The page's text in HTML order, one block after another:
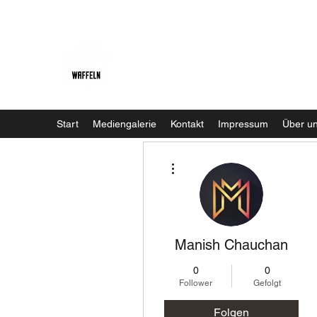
Start Mediengalerie Kontakt Impressum Über
Manish Chauchan
0
Follower
0
Gefolgt
Folgen